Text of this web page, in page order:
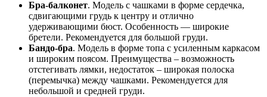
Бра-балконет. Модель с чашками в форме сердечка,
сдвигающими грудь к центру и отлично
удерживающими бюст. Особенность — широкие
бретели. Рекомендуется для большой груди.
Бандо-бра. Модель в форме топа с усиленным каркасом
и широким поясом. Преимущества – возможность
отстегивать лямки, недостаток – широкая полоска
(перемычка) между чашками. Рекомендуется для
небольшой и средней груди.